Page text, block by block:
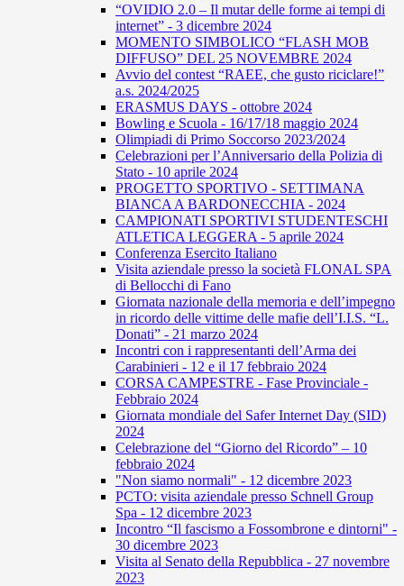
“OVIDIO 2.0 – Il mutar delle forme ai tempi di
internet” - 3 dicembre 2024
MOMENTO SIMBOLICO “FLASH MOB
DIFFUSO” DEL 25 NOVEMBRE 2024
Avvio del contest “RAEE, che gusto riciclare!”
a.s. 2024/2025
ERASMUS DAYS - ottobre 2024
Bowling e Scuola - 16/17/18 maggio 2024
Olimpiadi di Primo Soccorso 2023/2024
Celebrazioni per l’Anniversario della Polizia di
Stato - 10 aprile 2024
PROGETTO SPORTIVO - SETTIMANA
BIANCA A BARDONECCHIA - 2024
CAMPIONATI SPORTIVI STUDENTESCHI
ATLETICA LEGGERA - 5 aprile 2024
Conferenza Esercito Italiano
Visita aziendale presso la società FLONAL SPA
di Bellocchi di Fano
Giornata nazionale della memoria e dell’impegno
in ricordo delle vittime delle mafie dell’I.I.S. “L.
Donati” - 21 marzo 2024
Incontri con i rappresentanti dell’Arma dei
Carabinieri - 12 e il 17 febbraio 2024
CORSA CAMPESTRE - Fase Provinciale -
Febbraio 2024
Giornata mondiale del Safer Internet Day (SID)
2024
Celebrazione del “Giorno del Ricordo” – 10
febbraio 2024
"Non siamo normali" - 12 dicembre 2023
PCTO: visita aziendale presso Schnell Group
Spa - 12 dicembre 2023
Incontro “Il fascismo a Fossombrone e dintorni" -
30 dicembre 2023
Visita al Senato della Repubblica - 27 novembre
2023